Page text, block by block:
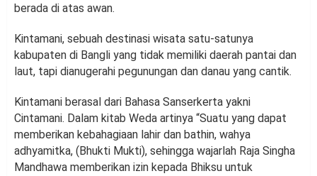
berada di atas awan.
Kintamani, sebuah destinasi wisata satu-satunya
kabupaten di Bangli yang tidak memiliki daerah pantai dan
laut, tapi dianugerahi pegunungan dan danau yang cantik.
Kintamani berasal dari Bahasa Sanserkerta yakni
Cintamani. Dalam kitab Weda artinya “Suatu yang dapat
memberikan kebahagiaan lahir dan bathin, wahya
adhyamitka, (Bhukti Mukti), sehingga wajarlah Raja Singha
Mandhawa memberikan izin kepada Bhiksu untuk